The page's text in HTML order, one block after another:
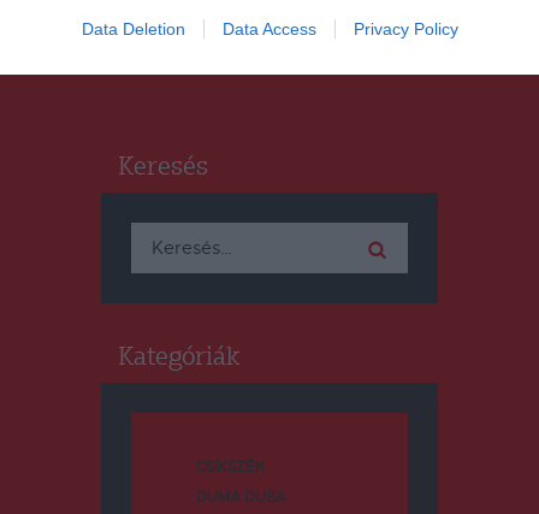
Data Deletion Data Access Privacy Policy
Keresés
Keresés:
Kategóriák
CSÍKSZÉK
DUMA DUBA